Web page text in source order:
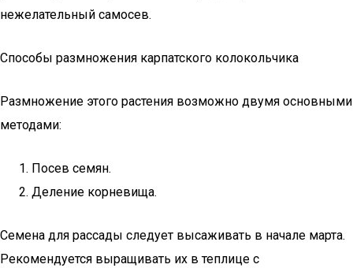
нежелательный самосев.
Способы размножения карпатского колокольчика
Размножение этого растения возможно двумя основными
методами:
Посев семян.
Деление корневища.
Семена для рассады следует высаживать в начале марта.
Рекомендуется выращивать их в теплице с